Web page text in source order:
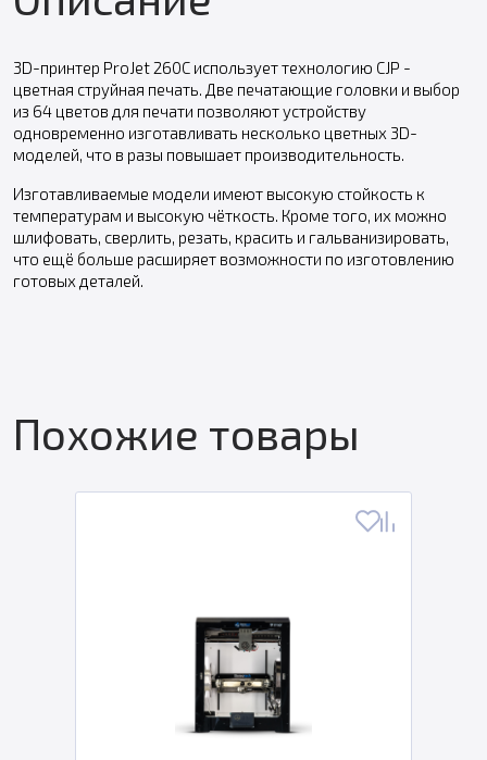
3D-принтер ProJet 260C использует технологию CJP -
цветная струйная печать. Две печатающие головки и выбор
из 64 цветов для печати позволяют устройству
одновременно изготавливать несколько цветных 3D-
моделей, что в разы повышает производительность.
Изготавливаемые модели имеют высокую стойкость к
температурам и высокую чёткость. Кроме того, их можно
шлифовать, сверлить, резать, красить и гальванизировать,
что ещё больше расширяет возможности по изготовлению
готовых деталей.
Похожие товары